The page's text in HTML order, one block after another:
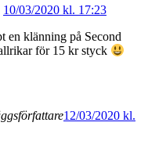
10/03/2020 kl. 17:23
en klänning på Second
för 15 kr styck
12/03/2020 kl.